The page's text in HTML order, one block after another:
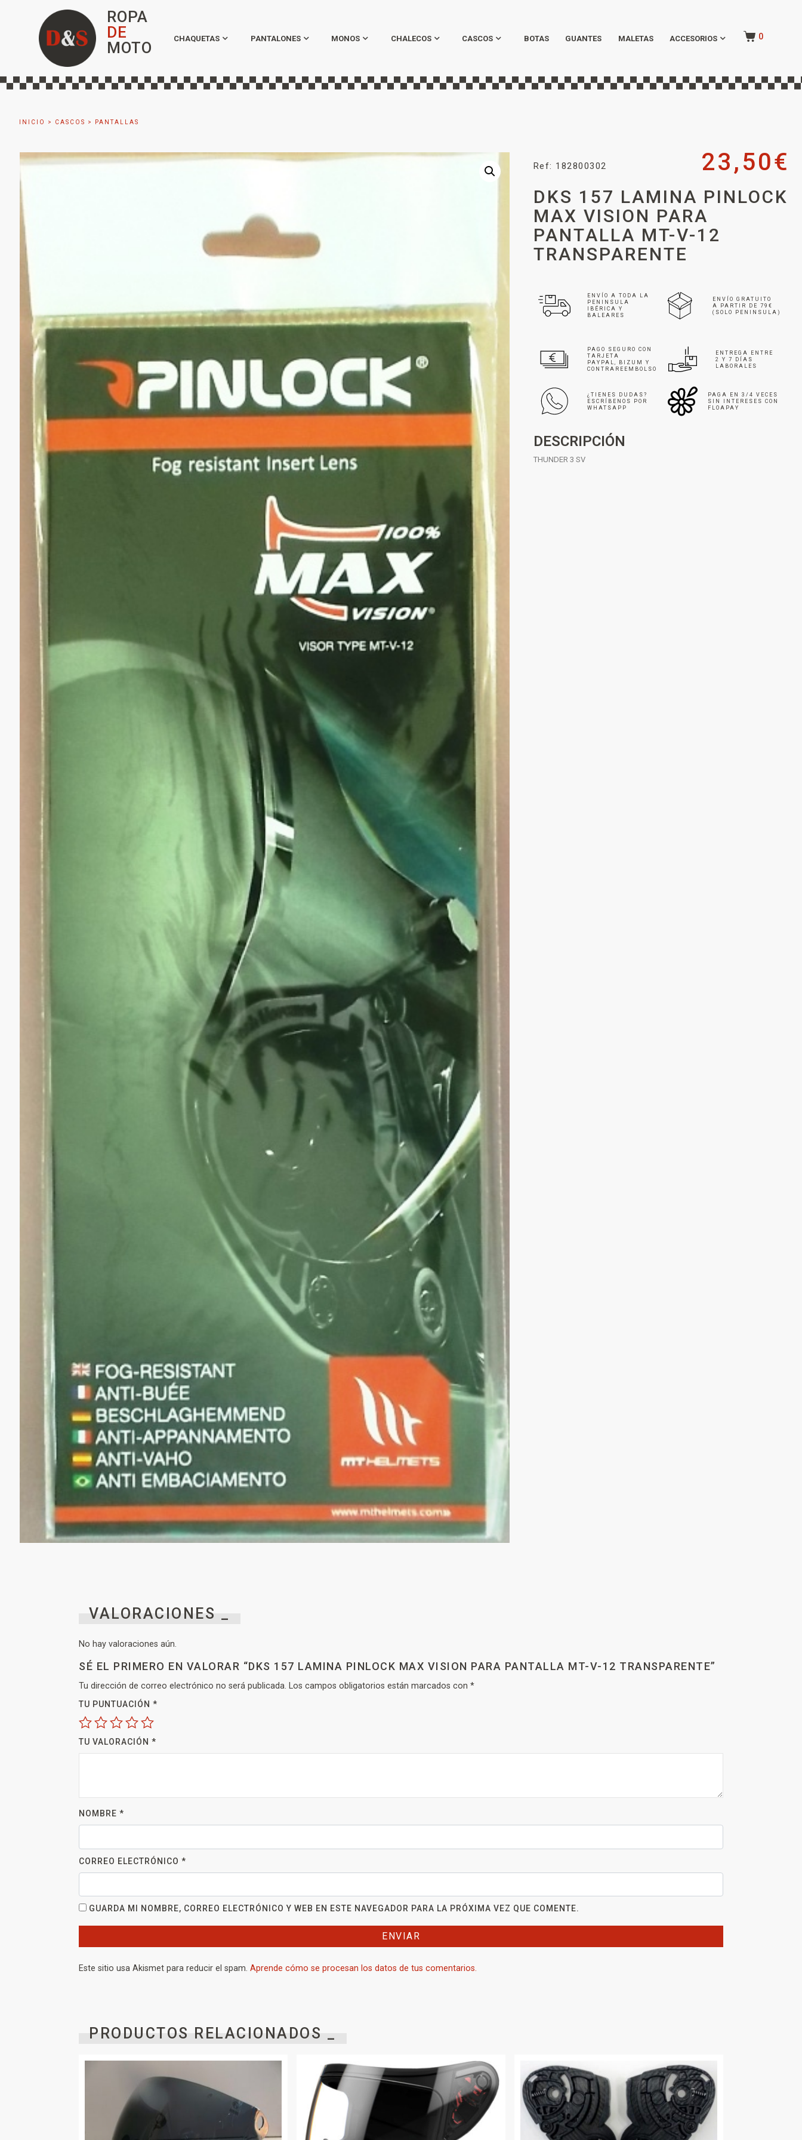
ROPA
DE
MOTO
CHAQUETAS PANTALONES MONOS CHALECOS CASCOS BOTAS GUANTES MALETAS ACCESORIOS 0
INICIO > CASCOS > PANTALLAS
Ref: 182800302 23,50€
DKS 157 LAMINA PINLOCK
MAX VISION PARA
PANTALLA MT-V-12
TRANSPARENTE
ENVÍO A TODA LA
PENINSULA
IBÉRICA Y
BALEARES
ENVÍO GRATUITO
A PARTIR DE 79€
(SOLO PENINSULA)
PAGO SEGURO CON
TARJETA
PAYPAL, BIZUM Y
CONTRAREEMBOLSO
ENTREGA ENTRE
2 Y 7 DÍAS
LABORALES
¿TIENES DUDAS?
ESCRÍBENOS POR
WHATSAPP
PAGA EN 3/4 VECES
SIN INTERESES CON
FLOAPAY
DESCRIPCIÓN
THUNDER 3 SV
VALORACIONES _
No hay valoraciones aún.
SÉ EL PRIMERO EN VALORAR “DKS 157 LAMINA PINLOCK MAX VISION PARA PANTALLA MT-V-12 TRANSPARENTE”
Tu dirección de correo electrónico no será publicada. Los campos obligatorios están marcados con *
TU PUNTUACIÓN *
TU VALORACIÓN *
NOMBRE *
CORREO ELECTRÓNICO *
GUARDA MI NOMBRE, CORREO ELECTRÓNICO Y WEB EN ESTE NAVEGADOR PARA LA PRÓXIMA VEZ QUE COMENTE.
Este sitio usa Akismet para reducir el spam. Aprende cómo se procesan los datos de tus comentarios.
PRODUCTOS RELACIONADOS _